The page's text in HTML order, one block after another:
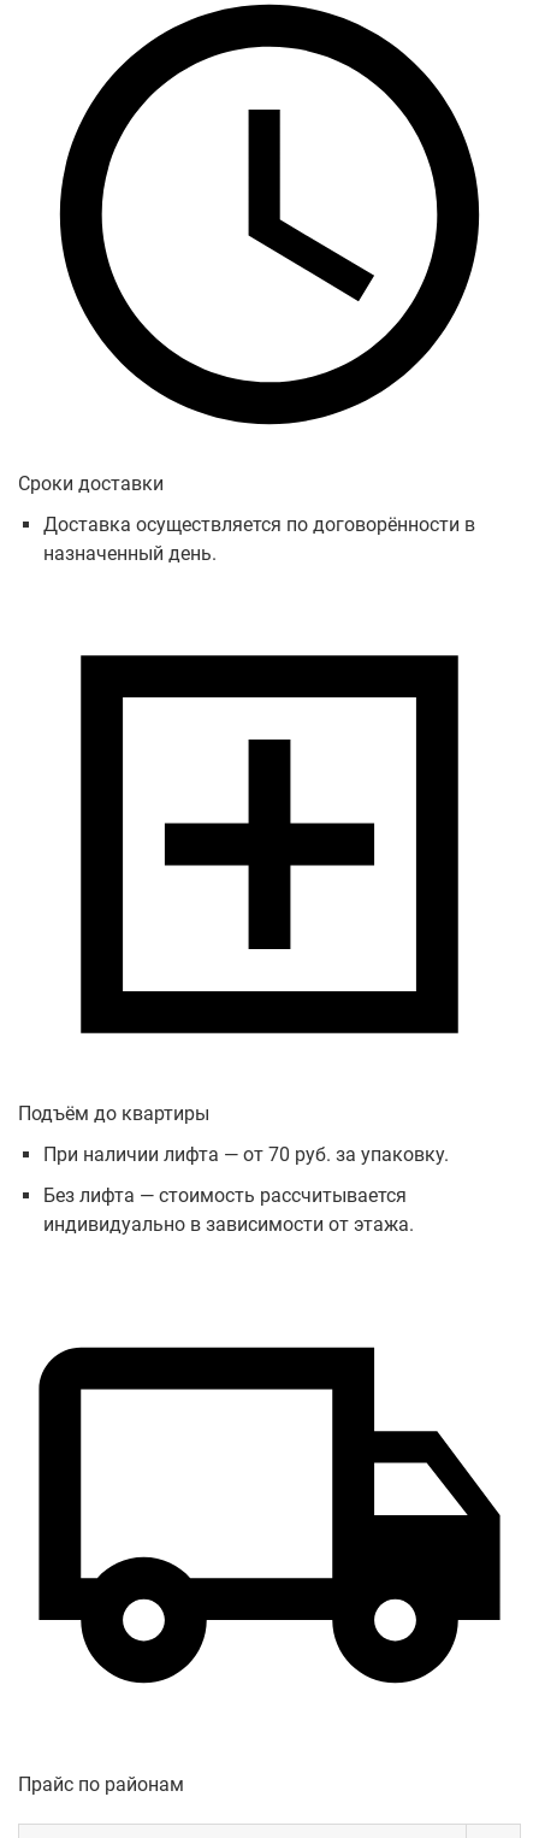
Сроки доставки
Доставка осуществляется по договорённости в
назначенный день.
Подъём до квартиры
При наличии лифта — от 70 руб. за упаковку.
Без лифта — стоимость рассчитывается
индивидуально в зависимости от этажа.
Прайс по районам